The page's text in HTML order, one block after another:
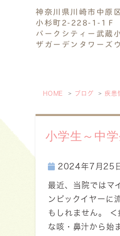
神奈川県川崎市中原
小杉町2-228-1-1Ｆ
パークシティー武蔵
ザガーデンタワーズ
HOME ブログ 疾患
小学生～中
2024年7月25
最近、当院ではマ
ンピックイヤーに
もしれません。
な咳・鼻汁から始